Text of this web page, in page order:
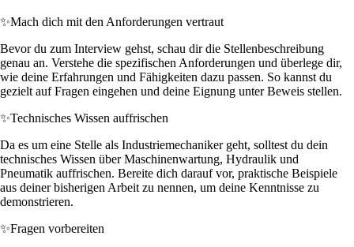
✨Mach dich mit den Anforderungen vertraut
Bevor du zum Interview gehst, schau dir die Stellenbeschreibung
genau an. Verstehe die spezifischen Anforderungen und überlege dir,
wie deine Erfahrungen und Fähigkeiten dazu passen. So kannst du
gezielt auf Fragen eingehen und deine Eignung unter Beweis stellen.
✨Technisches Wissen auffrischen
Da es um eine Stelle als Industriemechaniker geht, solltest du dein
technisches Wissen über Maschinenwartung, Hydraulik und
Pneumatik auffrischen. Bereite dich darauf vor, praktische Beispiele
aus deiner bisherigen Arbeit zu nennen, um deine Kenntnisse zu
demonstrieren.
✨Fragen vorbereiten